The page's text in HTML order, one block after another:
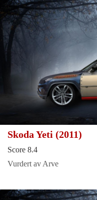
Skoda Yeti (2011)
Score 8.4
Vurdert av Arve